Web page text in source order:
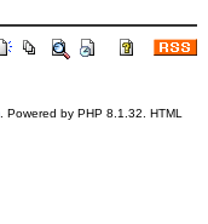
. Powered by PHP 8.1.32. HTML